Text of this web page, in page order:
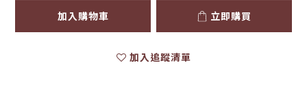
加入購物車 立即購買
加入追蹤清單